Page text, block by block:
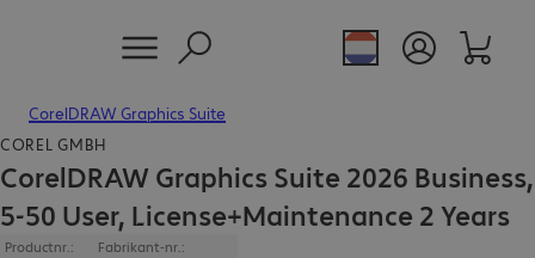
CorelDRAW Graphics Suite
COREL GMBH
CorelDRAW Graphics Suite 2026 Business,
5-50 User, License+Maintenance 2 Years
Productnr.:
Fabrikant-nr.: